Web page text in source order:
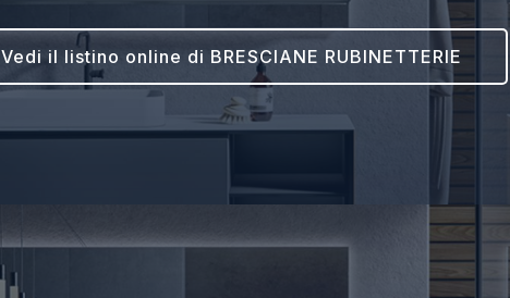
Vedi il listino online di BRESCIANE RUBINETTERIE